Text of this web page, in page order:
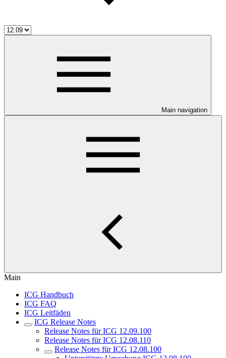
Main navigation
Main
ICG Handbuch
ICG FAQ
ICG Leitfäden
ICG Release Notes
Release Notes für ICG 12.09.100
Release Notes für ICG 12.08.110
Release Notes für ICG 12.08.100